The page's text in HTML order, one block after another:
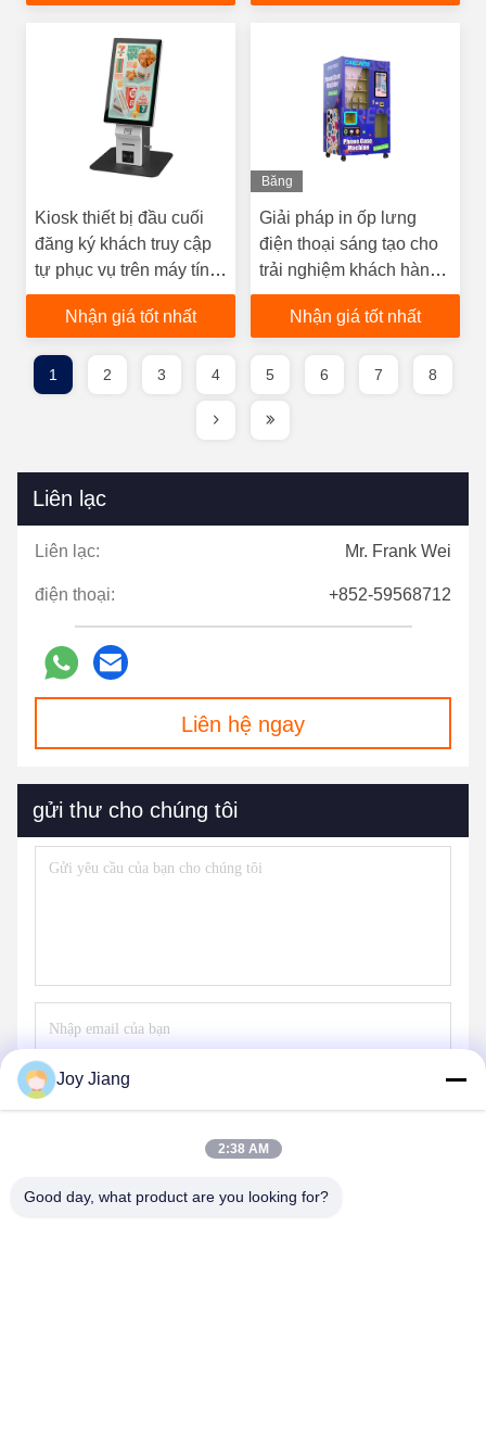
Kiosk thiết bị đầu cuối
đăng ký khách truy cập
tự phục vụ trên máy tính
để bàn có máy in vé
Nhận giá tốt nhất
Băng
Giải pháp in ốp lưng
điện thoại sáng tạo cho
trải nghiệm khách hàng
cá nhân hóa
Nhận giá tốt nhất
1 2 3 4 5 6 7 8
Liên lạc
Liên lạc: Mr. Frank Wei
điện thoại: +852-59568712
Liên hệ ngay
gửi thư cho chúng tôi
Joy Jiang
2:38 AM
Good day, what product are you looking for?